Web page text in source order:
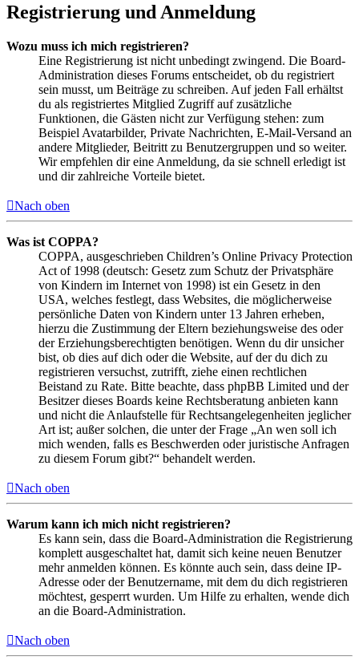
Registrierung und Anmeldung
Wozu muss ich mich registrieren?
Eine Registrierung ist nicht unbedingt zwingend. Die Board-
Administration dieses Forums entscheidet, ob du registriert
sein musst, um Beiträge zu schreiben. Auf jeden Fall erhältst
du als registriertes Mitglied Zugriff auf zusätzliche
Funktionen, die Gästen nicht zur Verfügung stehen: zum
Beispiel Avatarbilder, Private Nachrichten, E-Mail-Versand an
andere Mitglieder, Beitritt zu Benutzergruppen und so weiter.
Wir empfehlen dir eine Anmeldung, da sie schnell erledigt ist
und dir zahlreiche Vorteile bietet.
Nach oben
Was ist COPPA?
COPPA, ausgeschrieben Children’s Online Privacy Protection
Act of 1998 (deutsch: Gesetz zum Schutz der Privatsphäre
von Kindern im Internet von 1998) ist ein Gesetz in den
USA, welches festlegt, dass Websites, die möglicherweise
persönliche Daten von Kindern unter 13 Jahren erheben,
hierzu die Zustimmung der Eltern beziehungsweise des oder
der Erziehungsberechtigten benötigen. Wenn du dir unsicher
bist, ob dies auf dich oder die Website, auf der du dich zu
registrieren versuchst, zutrifft, ziehe einen rechtlichen
Beistand zu Rate. Bitte beachte, dass phpBB Limited und der
Besitzer dieses Boards keine Rechtsberatung anbieten kann
und nicht die Anlaufstelle für Rechtsangelegenheiten jeglicher
Art ist; außer solchen, die unter der Frage „An wen soll ich
mich wenden, falls es Beschwerden oder juristische Anfragen
zu diesem Forum gibt?“ behandelt werden.
Nach oben
Warum kann ich mich nicht registrieren?
Es kann sein, dass die Board-Administration die Registrierung
komplett ausgeschaltet hat, damit sich keine neuen Benutzer
mehr anmelden können. Es könnte auch sein, dass deine IP-
Adresse oder der Benutzername, mit dem du dich registrieren
möchtest, gesperrt wurden. Um Hilfe zu erhalten, wende dich
an die Board-Administration.
Nach oben